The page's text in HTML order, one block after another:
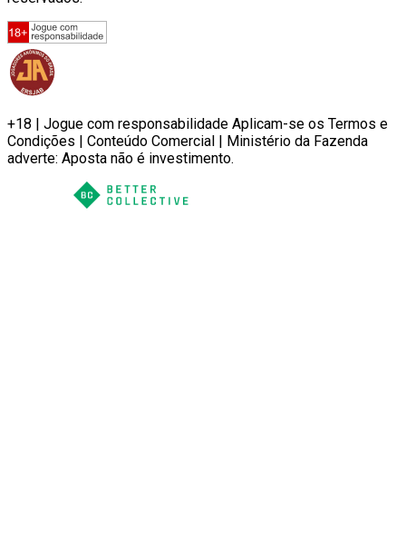
+18 | Jogue com responsabilidade Aplicam-se os Termos e
Condições | Conteúdo Comercial | Ministério da Fazenda
adverte: Aposta não é investimento.